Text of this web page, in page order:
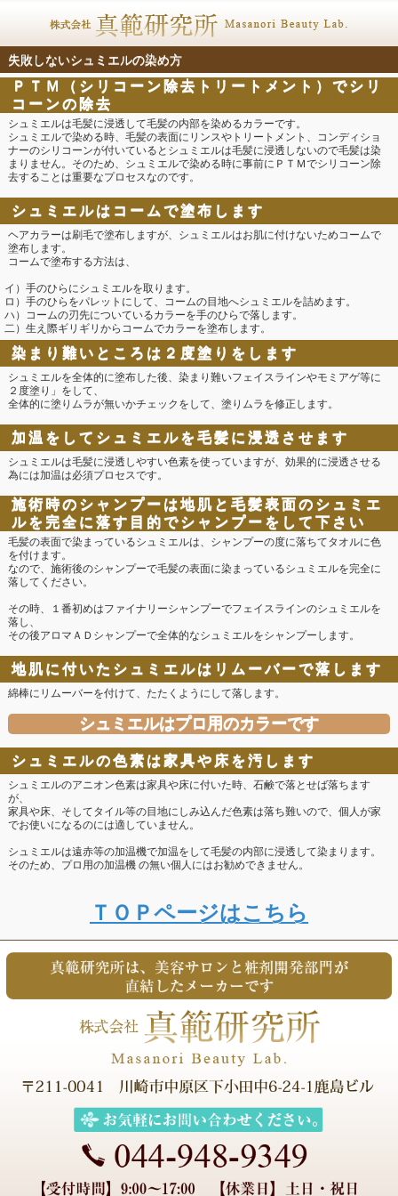
失敗しないシュミエルの染め方
ＰＴＭ（シリコーン除去トリートメント）でシリ
コーンの除去
シュミエルは毛髪に浸透して毛髪の内部を染めるカラーです。
シュミエルで染める時、毛髪の表面にリンスやトリートメント、コンディショ
ナーのシリコーンが付いているとシュミエルは毛髪に浸透しないので毛髪は染
まりません。そのため、シュミエルで染める時に事前にＰＴＭでシリコーン除
去することは重要なプロセスなのです。
シュミエルはコームで塗布します
ヘアカラーは刷毛で塗布しますが、シュミエルはお肌に付けないためコームで
塗布します。
コームで塗布する方法は、
イ）手のひらにシュミエルを取ります。
ロ）手のひらをパレットにして、コームの目地へシュミエルを詰めます。
ハ）コームの刃先についているカラーを手のひらで落します。
二）生え際ギリギリからコームでカラーを塗布します。
染まり難いところは２度塗りをします
シュミエルを全体的に塗布した後、染まり難いフェイスラインやモミアゲ等に
２度塗り」をして、
全体的に塗りムラが無いかチェックをして、塗りムラを修正します。
加温をしてシュミエルを毛髪に浸透させます
シュミエルは毛髪に浸透しやすい色素を使っていますが、効果的に浸透させる
為には加温は必須プロセスです。
施術時のシャンプーは地肌と毛髪表面のシュミエ
ルを完全に落す目的でシャンプーをして下さい
毛髪の表面で染まっているシュミエルは、シャンプーの度に落ちてタオルに色
を付けます。
なので、施術後のシャンプーで毛髪の表面に染まっているシュミエルを完全に
落してください。
その時、１番初めはファイナリーシャンプーでフェイスラインのシュミエルを
落し、
その後アロマＡＤシャンプーで全体的なシュミエルをシャンプーします。
地肌に付いたシュミエルはリムーバーで落します
綿棒にリムーバーを付けて、たたくようにして落します。
シュミエルはプロ用のカラーです
シュミエルの色素は家具や床を汚します
シュミエルのアニオン色素は家具や床に付いた時、石鹸で落とせば落ちます
が、
家具や床、そしてタイル等の目地にしみ込んだ色素は落ち難いので、個人が家
でお使いになるのには適していません。
シュミエルは遠赤等の加温機で加温をして毛髪の内部に浸透して染まります。
そのため、プロ用の加温機 の無い個人にはお勧めできません。
ＴＯＰページはこちら